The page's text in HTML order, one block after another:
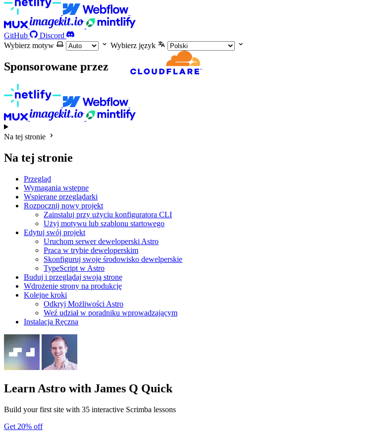
GitHub
Discord
Wybierz motyw
Wybierz język
Sponsorowane przez
Na tej stronie
Na tej stronie
Przegląd
Wymagania wstępne
Wspierane przeglądarki
Rozpocznij nowy projekt
Zainstaluj przy użyciu konfiguratora CLI
Użyj motywu lub szablonu startowego
Edytuj swój projekt
Uruchom serwer deweloperski Astro
Praca w trybie deweloperskim
Skonfiguruj swoje środowisko dewelperskie
TypeScript w Astro
Buduj i przeglądaj swoją stronę
Wdrożenie strony na produkcję
Kolejne kroki
Odkryj Możliwości Astro
Weź udział w poradniku wprowadzającym
Instalacja Ręczna
Learn Astro with James Q Quick
Build your first site with 35 interactive Scrimba lessons
Get 20% off